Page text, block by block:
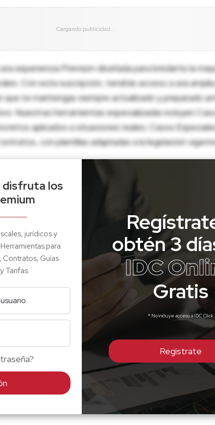
experiencia Premium diseñada para brindarte la
Con esta suscripción, tendrás acceso a una
que te mantengas siempre actualizado y preparado
Nuestras herramientas especializadas incluyen
aplicados a situaciones reales; Casos
con plantillas adaptadas a la legislación
disfruta los
jurídicos y
para:
Contratos, Guías
Tarifas.
obtén 3
IDC
Gratis
* No incluye acceso a IDC Click
Regístrate